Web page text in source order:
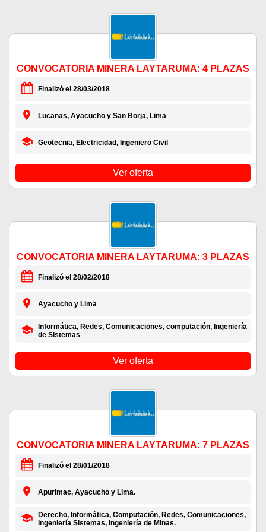
CONVOCATORIA MINERA LAYTARUMA: 4 PLAZAS
Finalizó el 28/03/2018
Lucanas, Ayacucho y San Borja, Lima
Geotecnia, Electricidad, Ingeniero Civil
Ver oferta
CONVOCATORIA MINERA LAYTARUMA: 3 PLAZAS
Finalizó el 28/02/2018
Ayacucho y Lima
Informática, Redes, Comunicaciones, computación, Ingeniería
de Sistemas
Ver oferta
CONVOCATORIA MINERA LAYTARUMA: 7 PLAZAS
Finalizó el 28/01/2018
Apurimac, Ayacucho y Lima.
Derecho, Informática, Computación, Redes, Comunicaciones,
Ingeniería Sistemas, Ingeniería de Minas.